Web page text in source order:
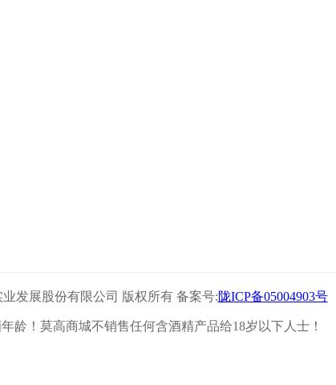
发展股份有限公司 版权所有 备案号:陇ICP备05004903号
龄！莫高商城不销售任何含酒精产品给18岁以下人士！